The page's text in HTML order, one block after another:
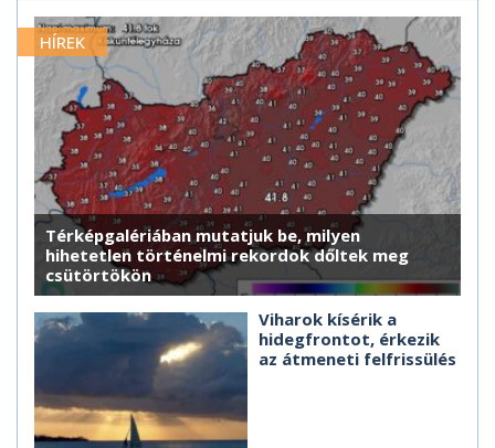
HÍREK
Térképgalériában mutatjuk be, milyen
hihetetlen történelmi rekordok dőltek meg
csütörtökön
Viharok kísérik a
hidegfrontot, érkezik
az átmeneti felfrissülés